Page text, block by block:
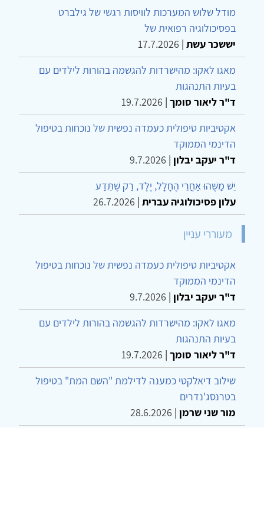
מודל שלוש המערכות לוויסות רגשי של גילברט
בפסיכולוגיה רפואית של
יששכר עשת |
17.7.2026
מאגו לאקו: מהישרדות להגשמה בהורות לילדים עם
בעיות התנהגות
ד"ר ליאור סומך |
19.7.2026
אקטיביות טיפולית כעמדה נפשית של נוכחות בטיפול
הדינמי הממוקד
ד"ר יעקב יבלון |
9.7.2026
יֵשׁ מַשֶּׁהוּ אַחֲרֵי הֶחָלָל, יֶלֶד, רַק שֶׁתֵּדַע
עלון פסיכולוגיה עברית |
26.7.2026
מעוררי עניין
אקטיביות טיפולית כעמדה נפשית של נוכחות בטיפול
הדינמי הממוקד
ד"ר יעקב יבלון |
9.7.2026
מאגו לאקו: מהישרדות להגשמה בהורות לילדים עם
בעיות התנהגות
ד"ר ליאור סומך |
19.7.2026
שילוב דיאלקטי כמענה לדילמת "השם המת" בטיפול
בטרנסג'נדרים
מור שני שרמן |
28.6.2026